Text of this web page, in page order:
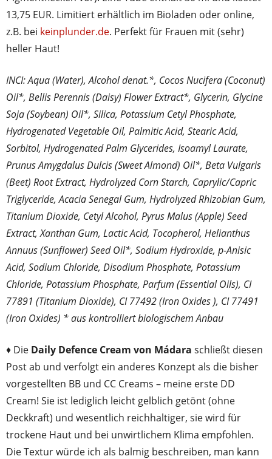
13,75 EUR. Limitiert erhältlich im Bioladen oder online,
z.B. bei keinplunder.de. Perfekt für Frauen mit (sehr)
heller Haut!
INCI: Aqua (Water), Alcohol denat.*, Cocos Nucifera (Coconut)
Oil*, Bellis Perennis (Daisy) Flower Extract*, Glycerin, Glycine
Soja (Soybean) Oil*, Silica, Potassium Cetyl Phosphate,
Hydrogenated Vegetable Oil, Palmitic Acid, Stearic Acid,
Sorbitol, Hydrogenated Palm Glycerides, Isoamyl Laurate,
Prunus Amygdalus Dulcis (Sweet Almond) Oil*, Beta Vulgaris
(Beet) Root Extract, Hydrolyzed Corn Starch, Caprylic/Capric
Triglyceride, Acacia Senegal Gum, Hydrolyzed Rhizobian Gum,
Titanium Dioxide, Cetyl Alcohol, Pyrus Malus (Apple) Seed
Extract, Xanthan Gum, Lactic Acid, Tocopherol, Helianthus
Annuus (Sunflower) Seed Oil*, Sodium Hydroxide, p-Anisic
Acid, Sodium Chloride, Disodium Phosphate, Potassium
Chloride, Potassium Phosphate, Parfum (Essential Oils), CI
77891 (Titanium Dioxide), CI 77492 (Iron Oxides ), CI 77491
(Iron Oxides) * aus kontrolliert biologischem Anbau
♦ Die Daily Defence Cream von Mádara schließt diesen
Post ab und verfolgt ein anderes Konzept als die bisher
vorgestellten BB und CC Creams – meine erste DD
Cream! Sie ist lediglich leicht gelblich getönt (ohne
Deckkraft) und wesentlich reichhaltiger, sie wird für
trockene Haut und bei unwirtlichem Klima empfohlen.
Die Textur würde ich als balmig beschreiben, man kann